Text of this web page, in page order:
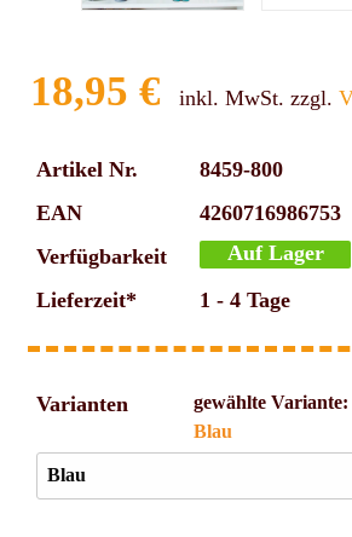
18,95 € inkl. MwSt. zzgl.
Artikel Nr.
8459-800
EAN
4260716986753
Verfügbarkeit
Auf Lager
Lieferzeit*
1 - 4 Tage
Varianten
gewählte Variante:
Blau